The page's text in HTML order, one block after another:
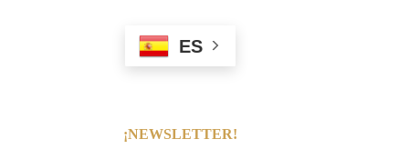
ES
¡NEWSLETTER!